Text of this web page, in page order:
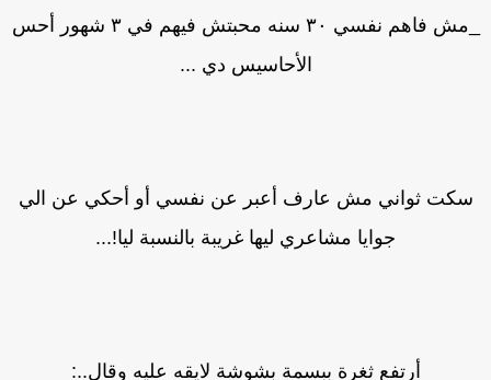
_مش فاهم نفسي ٣٠ سنه محبتش فيهم في ٣ شهور أحس
الأحاسيس دي ...
ثواني مش عارف أعبر عن نفسي أو أحكي عن الي
جوايا مشاعري ليها غريبة بالنسبة ليا!...
أرتفع ثغرة ببسمة بشوشة لايقه عليه وقال..: